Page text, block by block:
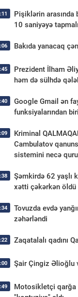
Pişiklərin
10 saniyəyə
Bakıda yanacaq
Prezident İlham
həm də sülhdə
Google Gmail ən
funksiyalarından
Kriminal
Cambulatov
sistemini necə
Şəmkirdə 62 yaşlı
xətti çəkərkən öldü
Tovuzda evdə
zəhərləndi
Zaqatalalı qadını
Şair Çingiz Əlioğlu
Motosikletçi